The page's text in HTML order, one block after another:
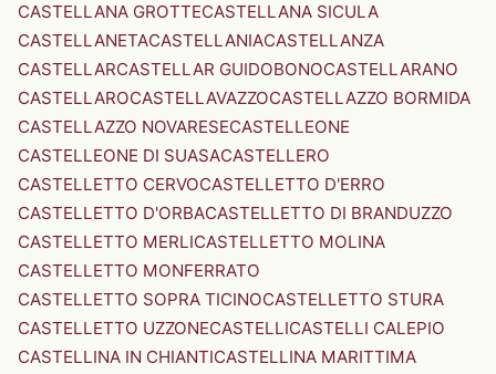
CASTELLANA GROTTECASTELLANA SICULA
CASTELLANETACASTELLANIACASTELLANZA
CASTELLARCASTELLAR GUIDOBONOCASTELLARANO
CASTELLAROCASTELLAVAZZOCASTELLAZZO BORMIDA
CASTELLAZZO NOVARESECASTELLEONE
CASTELLEONE DI SUASACASTELLERO
CASTELLETTO CERVOCASTELLETTO D'ERRO
CASTELLETTO D'ORBACASTELLETTO DI BRANDUZZO
CASTELLETTO MERLICASTELLETTO MOLINA
CASTELLETTO MONFERRATO
CASTELLETTO SOPRA TICINOCASTELLETTO STURA
CASTELLETTO UZZONECASTELLICASTELLI CALEPIO
CASTELLINA IN CHIANTICASTELLINA MARITTIMA